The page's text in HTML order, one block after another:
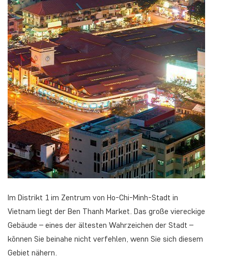
Im Distrikt 1 im Zentrum von Ho-Chi-Minh-Stadt in
Vietnam liegt der Ben Thanh Market. Das große viereckige
Gebäude – eines der ältesten Wahrzeichen der Stadt –
können Sie beinahe nicht verfehlen, wenn Sie sich diesem
Gebiet nähern.